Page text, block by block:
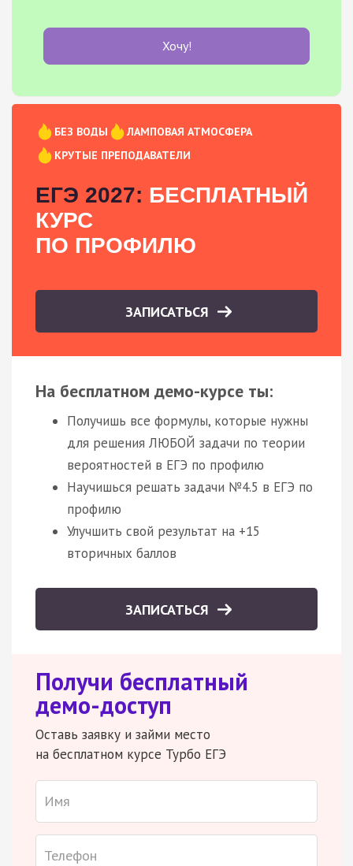
Хочу!
БЕЗ ВОДЫ
ЛАМПОВАЯ АТМОСФЕРА
КРУТЫЕ ПРЕПОДАВАТЕЛИ
ЕГЭ 2027: БЕСПЛАТНЫЙ
КУРС
ПО ПРОФИЛЮ
ЗАПИСАТЬСЯ
На бесплатном демо-курсе ты:
Получишь все формулы, которые нужны
для решения ЛЮБОЙ задачи по теории
вероятностей в ЕГЭ по профилю
Научишься решать задачи №4.5 в ЕГЭ по
профилю
Улучшить свой результат на +15
вторичных баллов
ЗАПИСАТЬСЯ
Получи бесплатный
демо-доступ
Оставь заявку и займи место
на бесплатном курсе Турбо ЕГЭ